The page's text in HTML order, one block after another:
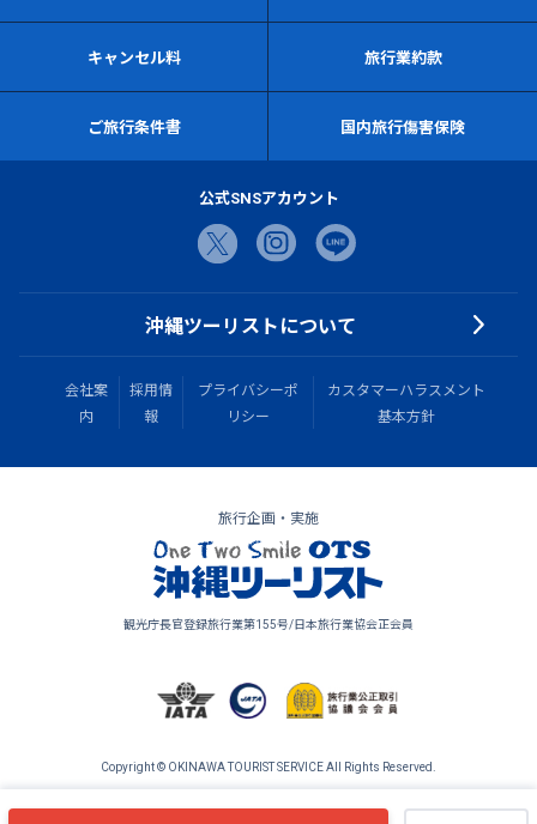
キャンセル料 旅行業約款
ご旅行条件書 国内旅行傷害保険
公式SNSアカウント
沖縄ツーリストについて
会社案
内
採用情
報
プライバシーポ
リシー
カスタマーハラスメント
基本方針
旅行企画・実施
観光庁長官登録旅行業第155号/日本旅行業協会正会員
Copyright © OKINAWA TOURIST SERVICE All Rights Reserved.